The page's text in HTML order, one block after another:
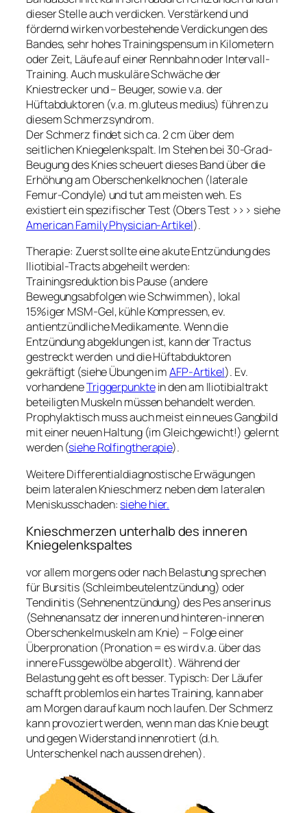
dieser Stelle auch verdicken. Verstärkend und
fördernd wirken vorbestehende Verdickungen des
Bandes, sehr hohes Trainingspensum in Kilometern
oder Zeit, Läufe auf einer Rennbahn oder Intervall-
Training. Auch muskuläre Schwäche der
Kniestrecker und – Beuger, sowie v.a. der
Hüftabduktoren (v.a. m.gluteus medius) führen zu
diesem Schmerzsyndrom.
Der Schmerz findet sich ca. 2 cm über dem
seitlichen Kniegelenkspalt. Im Stehen bei 30-Grad-
Beugung des Knies scheuert dieses Band über die
Erhöhung am Oberschenkelknochen (laterale
Femur-Condyle) und tut am meisten weh. Es
existiert ein spezifischer Test (Obers Test >>> siehe
American Family Physician-Artikel).
Therapie: Zuerst sollte eine akute Entzündung des
Iliotibial-Tracts abgeheilt werden:
Trainingsreduktion bis Pause (andere
Bewegungsabfolgen wie Schwimmen), lokal
15%iger MSM-Gel, kühle Kompressen, ev.
antientzündliche Medikamente. Wenn die
Entzündung abgeklungen ist, kann der Tractus
gestreckt werden und die Hüftabduktoren
gekräftigt (siehe Übungen imAFP-Artikel). Ev.
vorhandeneTriggerpunktein den am Iliotibialtrakt
beteiligten Muskeln müssen behandelt werden.
Prophylaktisch muss auch meist ein neues Gangbild
mit einer neuen Haltung (im Gleichgewicht!) gelernt
werden (siehe Rolfingtherapie).
Weitere Differentialdiagnostische Erwägungen
beim lateralen Knieschmerz neben dem lateralen
Meniskusschaden: siehe hier.
Knieschmerzen unterhalb des inneren
Kniegelenkspaltes
vor allem morgens oder nach Belastung sprechen
für Bursitis (Schleimbeutelentzündung) oder
Tendinitis (Sehnenentzündung) des Pes anserinus
(Sehnenansatz der inneren und hinteren-inneren
Oberschenkelmuskeln am Knie) – Folge einer
Überpronation (Pronation = es wird v.a. über das
innere Fussgewölbe abgerollt). Während der
Belastung geht es oft besser. Typisch: Der Läufer
schafft problemlos ein hartes Training, kann aber
am Morgen darauf kaum noch laufen. Der Schmerz
kann provoziert werden, wenn man das Knie beugt
und gegen Widerstand innenrotiert (d.h.
Unterschenkel nach aussen drehen).